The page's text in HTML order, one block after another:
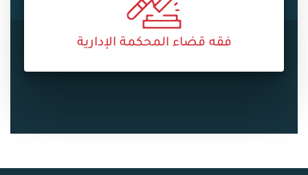
فقه قضاء المحكمة الإدارية